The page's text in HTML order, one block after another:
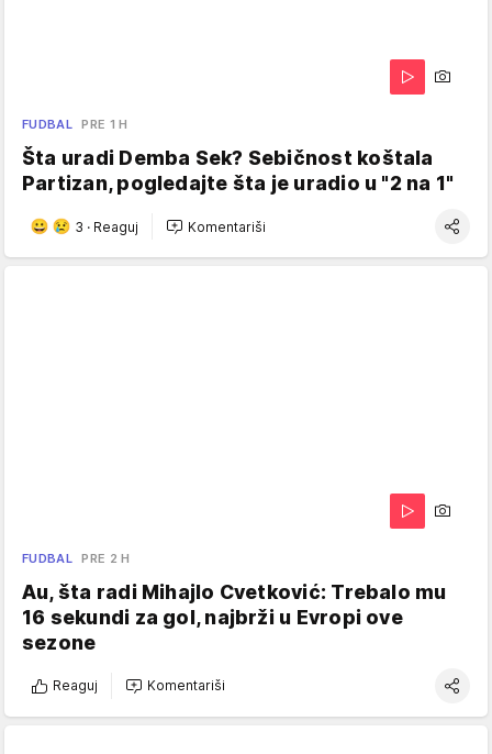
FUDBAL PRE 1 H
Šta uradi Demba Sek? Sebičnost koštala
Partizan, pogledajte šta je uradio u "2 na 1"
3 · Reaguj Komentariši
FUDBAL PRE 2 H
Au, šta radi Mihajlo Cvetković: Trebalo mu
16 sekundi za gol, najbrži u Evropi ove
sezone
Reaguj Komentariši